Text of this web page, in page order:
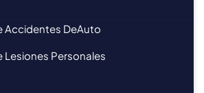
Accidentes DeAuto
Lesiones Personales